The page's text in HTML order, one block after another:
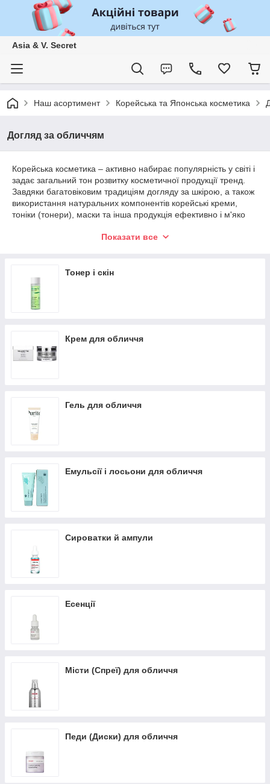
Asia & V. Secret
Наш асортимент Корейська та Японська косметика
Догляд за обличчям
Корейська косметика – активно набирає популярність у світі і
задає загальний тон розвитку косметичної продукції тренд.
Завдяки багатовіковим традиціям догляду за шкірою, а також
використання натуральних компонентів корейські креми,
тоніки (тонери), маски та інша продукція ефективно і м'яко
найкращі бренди корейської косметики – Missha, A'pieu,
Показати все
Тонер і скін
Крем для обличчя
Гель для обличчя
Емульсії і лосьони для обличчя
Сироватки й ампули
Есенції
Місти (Спреї) для обличчя
Педи (Диски) для обличчя